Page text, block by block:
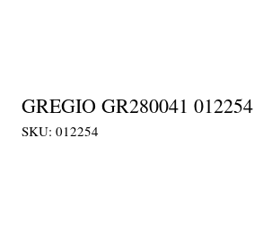
GREGIO GR280041 012254
SKU: 012254